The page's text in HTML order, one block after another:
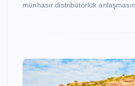
münhasır distribütörlük